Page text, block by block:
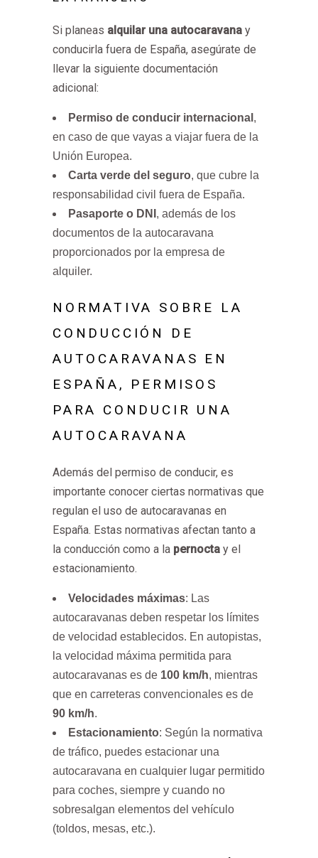
Si planeas alquilar una autocaravana y
conducirla fuera de España, asegúrate de
llevar la siguiente documentación
adicional:
Permiso de conducir internacional ,
en caso de que vayas a viajar fuera de la
Unión Europea.
Carta verde del seguro, que cubre la
responsabilidad civil fuera de España.
Pasaporte o DNI , además de los
documentos de la autocaravana
proporcionados por la empresa de
alquiler.
NORMATIVA SOBRE LA
CONDUCCIÓN DE
AUTOCARAVANAS EN
ESPAÑA, PERMISOS
PARA CONDUCIR UNA
AUTOCARAVANA
Además del permiso de conducir, es
importante conocer ciertas normativas que
regulan el uso de autocaravanas en
España. Estas normativas afectan tanto a
la conducción como a la pernocta y el
estacionamiento.
Velocidades máximas: Las
autocaravanas deben respetar los límites
de velocidad establecidos. En autopistas,
la velocidad máxima permitida para
autocaravanas es de 100 km/h, mientras
que en carreteras convencionales es de
90 km/h.
Estacionamiento: Según la normativa
de tráfico, puedes estacionar una
autocaravana en cualquier lugar permitido
para coches, siempre y cuando no
sobresalgan elementos del vehículo
(toldos, mesas, etc.).